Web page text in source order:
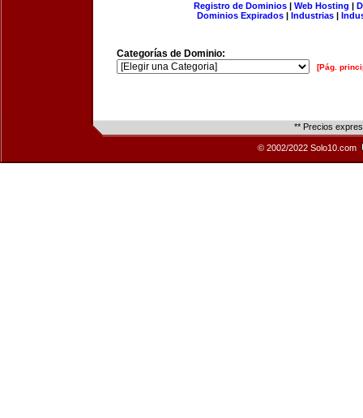
Registro de Dominios| Web Hosting |
Dominios Expirados | Industrias |
Categorías de Dominio:
[Pág.
** Precios
© 2002/2022 Solo10.com